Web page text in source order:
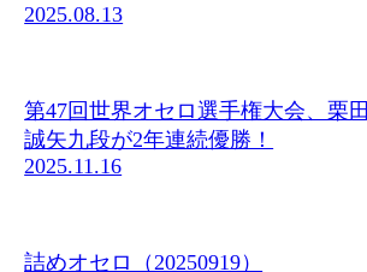
2025.08.13
第47回世界オセロ選手権大会、栗田
誠矢九段が2年連続優勝！
2025.11.16
詰めオセロ（20250919）